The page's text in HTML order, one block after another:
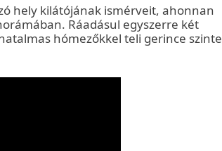
hely kilátójának ismérveit, ahonnan
Ráadásul egyszerre két
hómezőkkel teli gerince szinte